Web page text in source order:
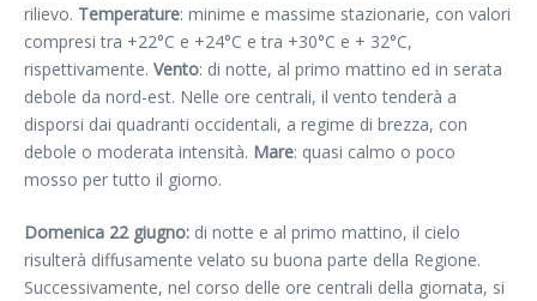
rilievo. Temperature: minime e massime stazionarie, con valori
compresi tra +22°C e +24°C e tra +30°C e + 32°C,
rispettivamente. Vento: di notte, al primo mattino ed in serata
debole da nord-est. Nelle ore centrali, il vento tenderà a
disporsi dai quadranti occidentali, a regime di brezza, con
debole o moderata intensità. Mare: quasi calmo o poco
mosso per tutto il giorno.
Domenica 22 giugno: di notte e al primo mattino, il cielo
risulterà diffusamente velato su buona parte della Regione.
Successivamente, nel corso delle ore centrali della giornata, si